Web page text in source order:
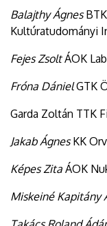
Balajthy Ágnes
Kultúratudományi
Fejes ZsoltÁOK
Fróna DánielGTK
Garda Zoltán TTK
Jakab ÁgnesKK
Képes Zita ÁOK
Miskeiné Kapitány